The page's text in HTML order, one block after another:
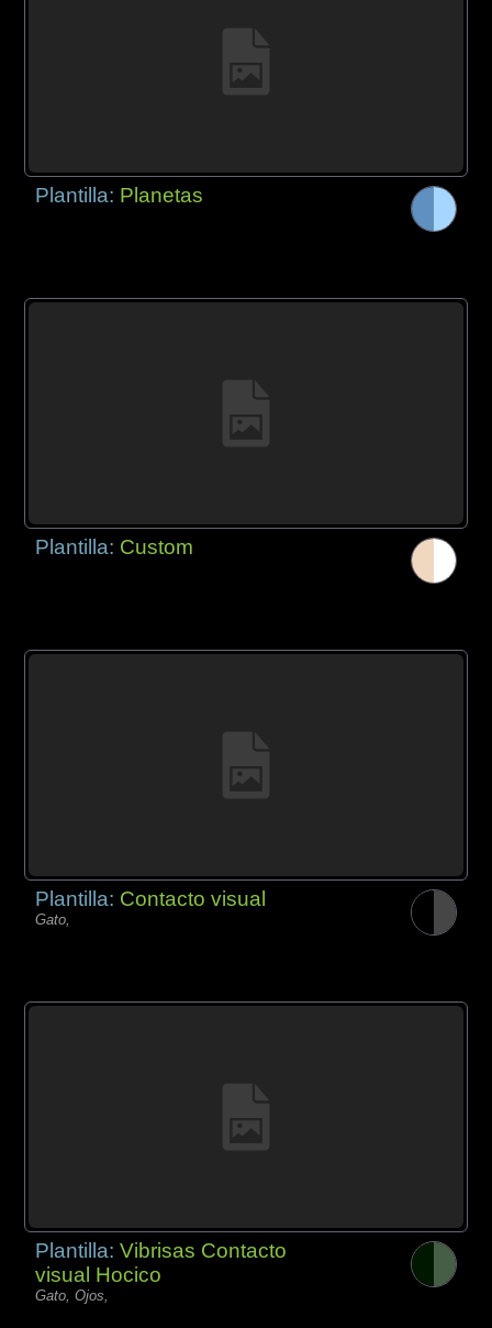
Plantilla: Planetas
Plantilla: Custom
Plantilla: Contacto visual
Gato,
Plantilla:Vibrisas Contacto
visual Hocico
Gato, Ojos,